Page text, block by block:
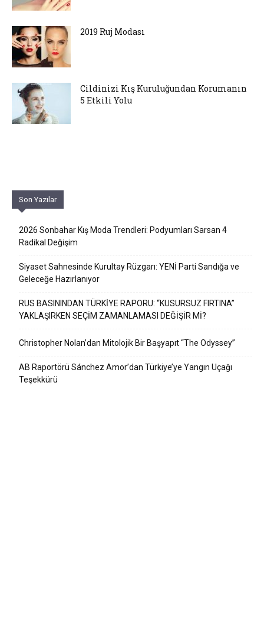
2019 Ruj Modası
Cildinizi Kış Kuruluğundan Korumanın
5 Etkili Yolu
Son Yazılar
2026 Sonbahar Kış Moda Trendleri: Podyumları Sarsan 4
Radikal Değişim
Siyaset Sahnesinde Kurultay Rüzgarı: YENİ Parti Sandığa ve
Geleceğe Hazırlanıyor
RUS BASININDAN TÜRKİYE RAPORU: “KUSURSUZ FIRTINA”
YAKLAŞIRKEN SEÇİM ZAMANLAMASI DEĞİŞİR Mİ?
Christopher Nolan’dan Mitolojik Bir Başyapıt “The Odyssey”
AB Raportörü Sánchez Amor’dan Türkiye’ye Yangın Uçağı
Teşekkürü